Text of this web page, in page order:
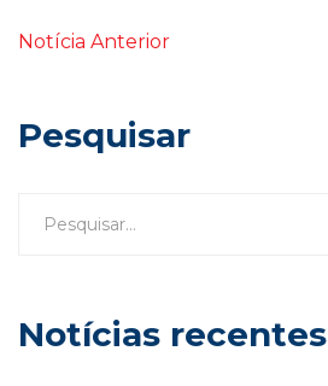
Notícia Anterior
Pesquisar
Notícias recentes